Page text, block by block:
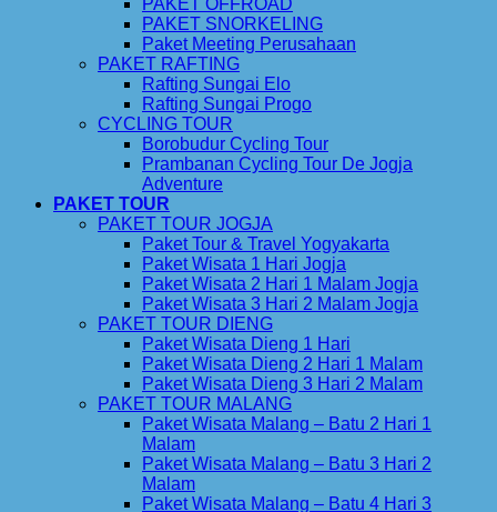
PAKET OFFROAD
PAKET SNORKELING
Paket Meeting Perusahaan
PAKET RAFTING
Rafting Sungai Elo
Rafting Sungai Progo
CYCLING TOUR
Borobudur Cycling Tour
Prambanan Cycling Tour De Jogja
Adventure
PAKET TOUR
PAKET TOUR JOGJA
Paket Tour & Travel Yogyakarta
Paket Wisata 1 Hari Jogja
Paket Wisata 2 Hari 1 Malam Jogja
Paket Wisata 3 Hari 2 Malam Jogja
PAKET TOUR DIENG
Paket Wisata Dieng 1 Hari
Paket Wisata Dieng 2 Hari 1 Malam
Paket Wisata Dieng 3 Hari 2 Malam
PAKET TOUR MALANG
Paket Wisata Malang – Batu 2 Hari 1
Malam
Paket Wisata Malang – Batu 3 Hari 2
Malam
Paket Wisata Malang – Batu 4 Hari 3